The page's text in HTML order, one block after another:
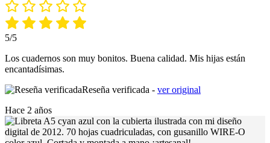
5/5
Los cuadernos son muy bonitos. Buena calidad. Mis hijas están
encantadísimas.
Reseña verificada - ver original
Hace 2 años